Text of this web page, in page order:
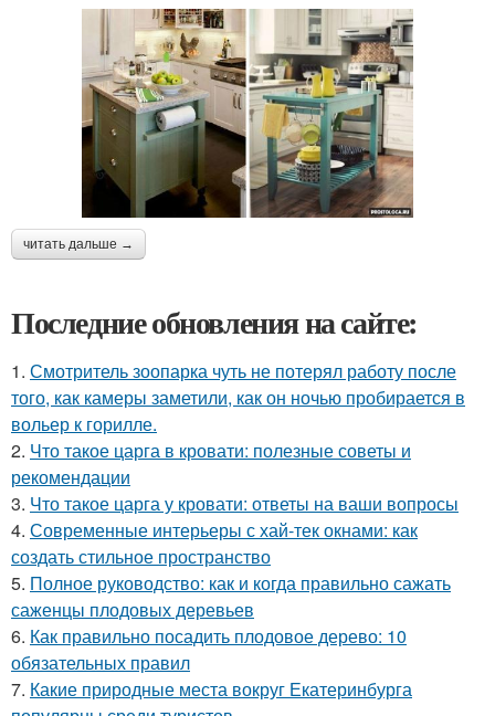
читать дальше →
Последние обновления на сайте:
1. Смотритель зоопарка чуть не потерял работу после
того, как камеры заметили, как он ночью пробирается в
вольер к горилле.
2. Что такое царга в кровати: полезные советы и
рекомендации
3. Что такое царга у кровати: ответы на ваши вопросы
4. Современные интерьеры с хай-тек окнами: как
создать стильное пространство
5. Полное руководство: как и когда правильно сажать
саженцы плодовых деревьев
6. Как правильно посадить плодовое дерево: 10
обязательных правил
7. Какие природные места вокруг Екатеринбурга